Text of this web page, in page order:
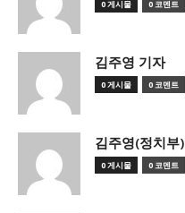
0 게시물 0 코멘트
김주영 기자
0 게시물 0 코멘트
김주영(정치부)
0 게시물 0 코멘트